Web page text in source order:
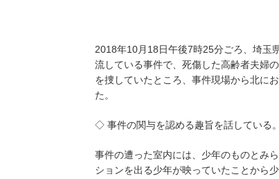
2018年10月18日午後7時25分ごろ、埼玉
流している事件で、死傷した高齢者夫婦
を捜していたところ、事件現場から北に
た。
◇ 事件の関与を認める趣旨を話している。
事件の遭った室内には、少年のものとみ
ションを出る少年が映っていたことから